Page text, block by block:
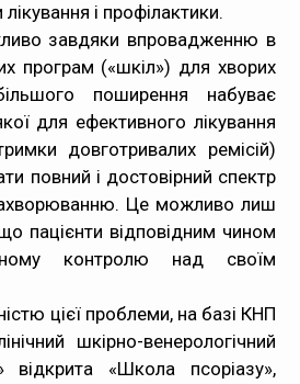
і профілактики.
завдяки впровадженню в
програм («шкіл») для хворих
поширення набуває
для ефективного лікування
довготривалих ремісій)
повний і достовірний спектр
Це можливо лиш
пацієнти відповідним чином
контролю над своїм
цієї проблеми, на базі КНП
шкірно-венерологічний
«Школа псоріазу»,